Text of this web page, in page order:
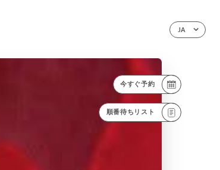
JA
今すぐ予約
順番待ちリスト